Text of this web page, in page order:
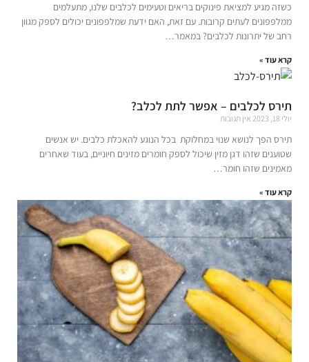
כשזה מגיע למציאת פינוקים בריאים וטעימים לכלבים שלנו, מתעלמים
ממלפפונים לעתים קרובות. עם זאת, האם ידעת שמלפפונים יכולים לספק מגוון
רחב של יתרונות לכלבים? במאמר…
קרא עוד »
תירס לכלבים – אפשר לתת לכלב?
יולי 18, 2023 אין תגובות
תירס הפך לנושא שנוי במחלוקת בכל הנוגע להאכלת כלבים. יש אנשים
שטוענים שזהו דגן מזין שיכול לספק חומרים מזינים חיוניים, בעוד שאחרים
מאמינים שזהו חומר…
קרא עוד »